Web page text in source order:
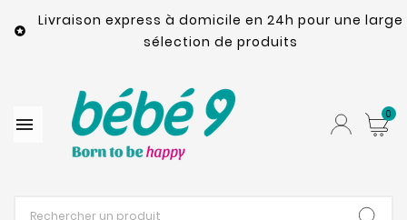

Livraison express à domicile en 24h pour une large
sélection de produits
 0